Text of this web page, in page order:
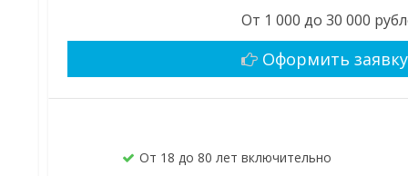
От 1 000 до 30 000
Оформить заявку
От 18 до 80 лет включительно